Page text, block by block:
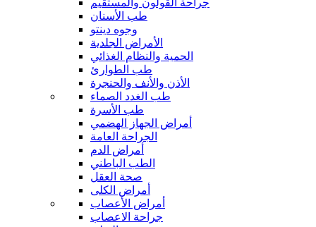
طب الأسنان
وجوه دينتو
الأمراض الجلدية
الحمية والنظام الغذائي
طب الطوارئ
الأذن والأنف والحنجرة
طب الغدد الصماء
طب الأسرة
أمراض الجهاز الهضمي
الجراحة العامة
أمراض الدم
الطب الباطني
صحة العقل
أمراض الكلى
أمراض الأعصاب
جراحة الاعصاب